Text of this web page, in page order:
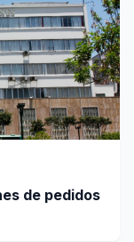
de pedidos